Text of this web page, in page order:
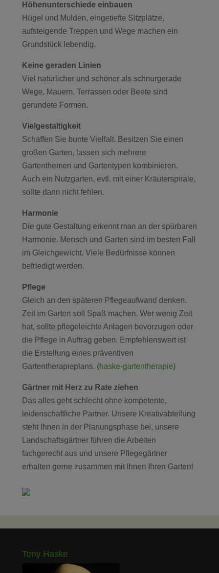
Höhenunterschiede einbauen
Hügel und Mulden, eingetiefte Sitzplätze,
aufsteigende Treppen und Wege machen ein
Grundstück lebendig.
Keine geraden Linien
Viel natürlicher und schöner als schnurgerade
Wege, Mauern, Terrassen oder Beete sind
gerundete Formen.
Vielgestaltigkeit
Schaffen Sie bunte Vielfalt. Besitzen Sie einen
großen Garten, lassen sich mehrere
Gartenthemen und Gartentypen kombinieren.
Auch ein Nutzgarten, evtl. mit einer Kräuterspirale,
sollte dann nicht fehlen.
Harmonie
Die gute Gestaltung erkennt man an der spürbaren
Harmonie. Mensch und Garten sind im besten Fall
im Gleichgewicht. Viele Bedürfnisse können
befriedigt werden.
Pflege
Gleich an den späteren Pflegeaufwand denken.
Zeit im Garten soll Spaß machen. Wer wenig Zeit
hat, sollte pflegeleichte Anlagen bevorzugen oder
die Pflege in Auftrag geben. Empfehlenswert ist
die Erstellung eines präventiven
Gartentherapieplans. (haske-gartentherapie)
Gärtner mit Herz zu Rate ziehen
Das alles geht schlecht ohne kompetente,
leidenschaftliche Partner. Unsere Kreativabteilung
steht Ihnen in der Planungsphase bei, unsere
Landschaftsgärtner führen die Arbeiten
fachgerecht aus und unsere Pflegegärtner
erhalten gerne zusammen mit Ihnen Ihren Garten!
Tony Haske